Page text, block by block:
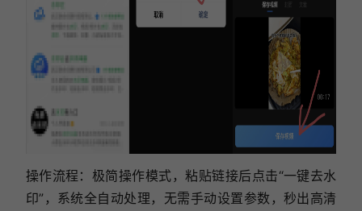
操作流程：极简操作模式，粘贴链接后点击“一键去水
印”，系统全自动处理，无需手动设置参数，秒出高清